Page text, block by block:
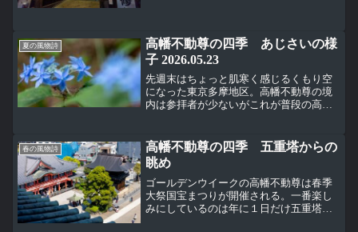
歌っていた。いつも参道で...
夏の風物詩
高幡不動尊の四季 あじさいの様
子 2026.05.23
先週末はちょっと肌寒く感じるくもり空
になった東京多摩地区。高幡不動尊の境
内は参拝者が少ないがこれが普段の高幡
さいはあじさいまつりの開催など関係な
く咲いている。これはたぶんダンスパー
ティー、人気のあじさい。
春の風物詩
高幡不動尊の四季 五重塔からの
眺め
ゴールデンウイークの高幡不動尊は春季
大祭国宝まつりが開催される。一番楽し
みにしているのは年に１日だけ五重塔最